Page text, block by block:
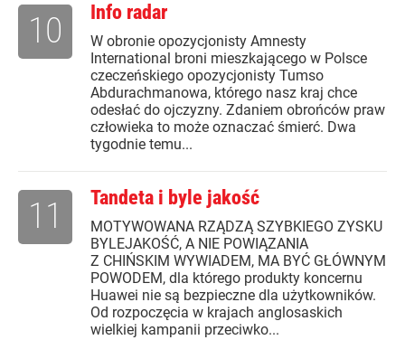
Info radar
W obronie opozycjonisty Amnesty
International broni mieszkającego w Polsce
czeczeńskiego opozycjonisty Tumso
Abdurachmanowa, którego nasz kraj chce
odesłać do ojczyzny. Zdaniem obrońców praw
człowieka to może oznaczać śmierć. Dwa
tygodnie temu...
10
Tandeta i byle jakość
MOTYWOWANA RZĄDZĄ SZYBKIEGO ZYSKU
BYLEJAKOŚĆ, A NIE POWIĄZANIA
Z CHIŃSKIM WYWIADEM, MA BYĆ GŁÓWNYM
POWODEM, dla którego produkty koncernu
Huawei nie są bezpieczne dla użytkowników.
Od rozpoczęcia w krajach anglosaskich
wielkiej kampanii przeciwko...
11